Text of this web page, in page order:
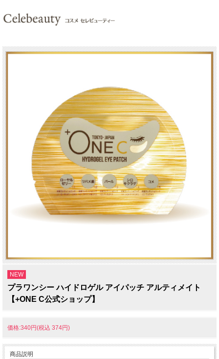
NEW
プラワンシー ハイドロゲル アイパッチ アルティメイト
【+ONE C公式ショップ】
価格:340円(税込 374円)
商品説明